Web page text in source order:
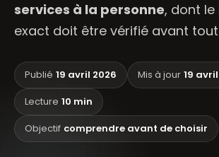
services à la personne, dont
exact doit être vérifié avant
Publié 19 avril 2026 Mis à jour 19
Lecture 10 min
Objectif comprendre avant de choisir